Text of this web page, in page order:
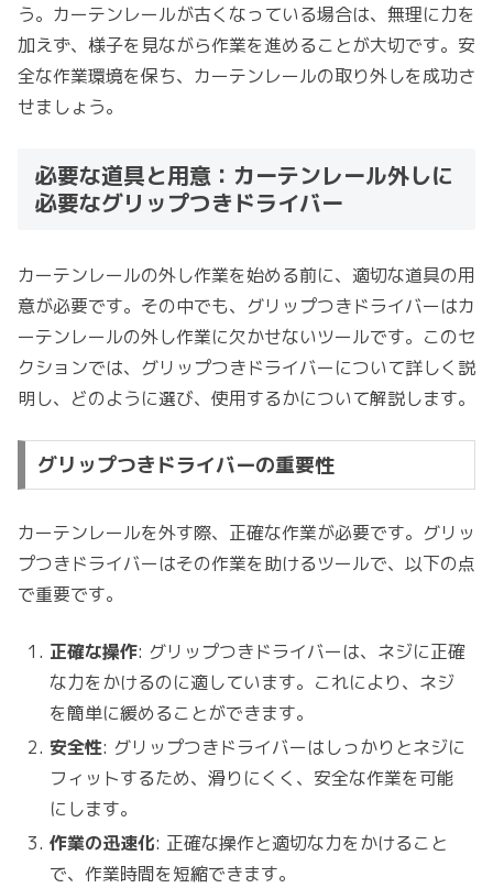
う。カーテンレールが古くなっている場合は、無理に力を
加えず、様子を見ながら作業を進めることが大切です。安
全な作業環境を保ち、カーテンレールの取り外しを成功さ
せましょう。
必要な道具と用意：カーテンレール外しに
必要なグリップつきドライバー
カーテンレールの外し作業を始める前に、適切な道具の用
意が必要です。その中でも、グリップつきドライバーはカ
ーテンレールの外し作業に欠かせないツールです。このセ
クションでは、グリップつきドライバーについて詳しく説
明し、どのように選び、使用するかについて解説します。
グリップつきドライバーの重要性
カーテンレールを外す際、正確な作業が必要です。グリッ
プつきドライバーはその作業を助けるツールで、以下の点
で重要です。
正確な操作: グリップつきドライバーは、ネジに正確
な力をかけるのに適しています。これにより、ネジ
を簡単に緩めることができます。
安全性: グリップつきドライバーはしっかりとネジに
フィットするため、滑りにくく、安全な作業を可能
にします。
作業の迅速化: 正確な操作と適切な力をかけること
で、作業時間を短縮できます。